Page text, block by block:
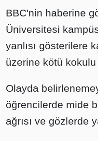
BBC'nin haberine
Üniversitesi
yanlısı gösterilere
üzerine kötü
Olayda
öğrencilerde mide
ağrısı ve gözlerde